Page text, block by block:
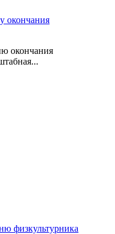
окончания
окончания
физкультурника